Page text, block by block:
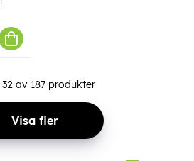
32av 187produkter
Visa fler